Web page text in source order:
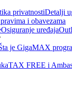
privatnostiDetalji
i obavezama
Osiguranje uređaja
je GigaMAX
TAX FREE i